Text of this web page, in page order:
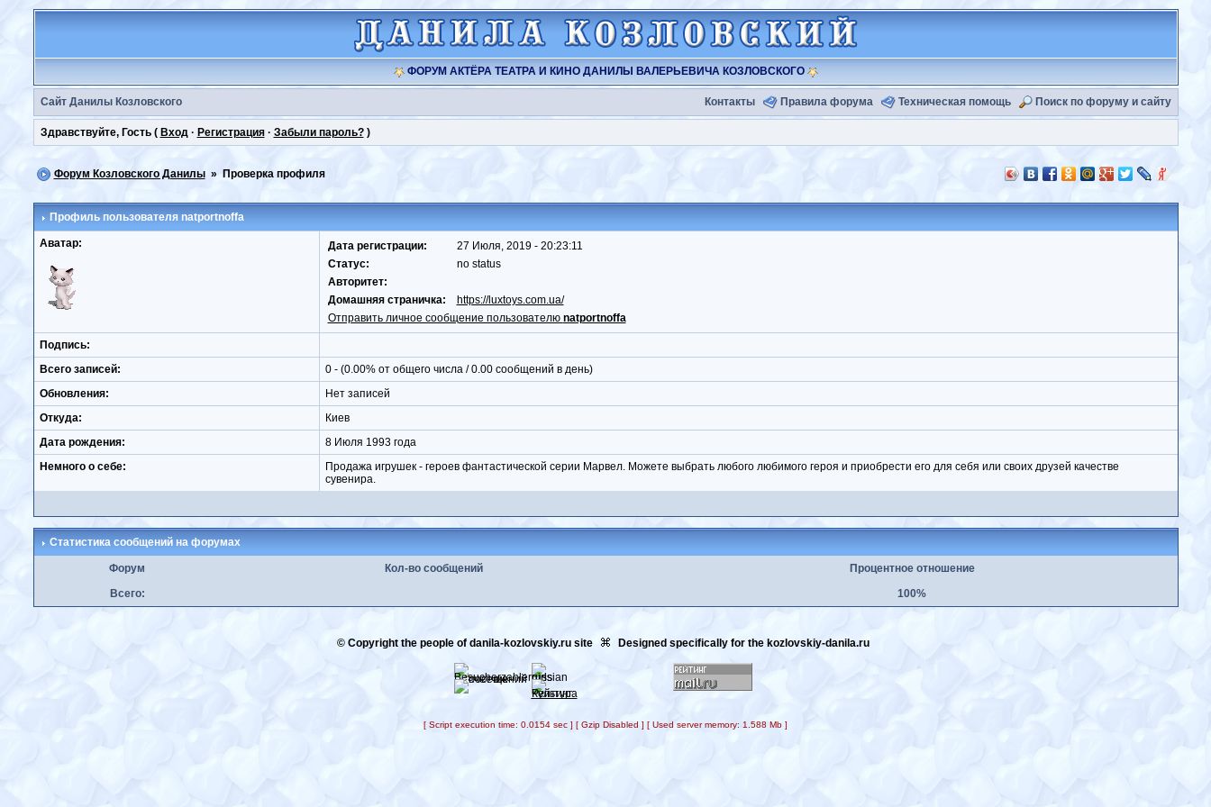
ФОРУМ АКТЁРА ТЕАТРА И КИНО ДАНИЛЫ ВАЛЕРЬЕВИЧА КОЗЛОВСКОГО
Сайт Данилы Козловского Контакты Правила форума Техническая помощь Поиск по форуму и сайту
Здравствуйте, Гость ( Вход· Регистрация· Забыли пароль?)
Форум Козловского Данилы» Проверка профиля
Профиль пользователя natportnoffa
Аватар: Дата регистрации:
27 Июля, 2019 - 20:23:11
Статус:
no status
Авторитет:
Домашняя страничка:
https://luxtoys.com.ua/
Отправить личное сообщение пользователю natportnoffa
Подпись:
Всего записей:
0 - (0.00% от общего числа / 0.00 сообщений в день)
Обновления:
Нет записей
Откуда:
Киев
Дата рождения:
8 Июля 1993 года
Немного о себе:
Продажа игрушек - героев фантастической серии Марвел. Можете выбрать любого любимого героя и приобрести его для себя или своих друзей качестве
сувенира.
Статистика сообщений на форумах
Форум Кол-во сообщений
Процентное отношение
Всего:
100%
© Copyright the people of danila-kozlovskiy.ru site Designed specifically for the kozlovskiy-danila.ru
[ Script execution time: 0.0154 sec ] [ Gzip Disabled ] [ Used server memory: 1.588 Mb ]